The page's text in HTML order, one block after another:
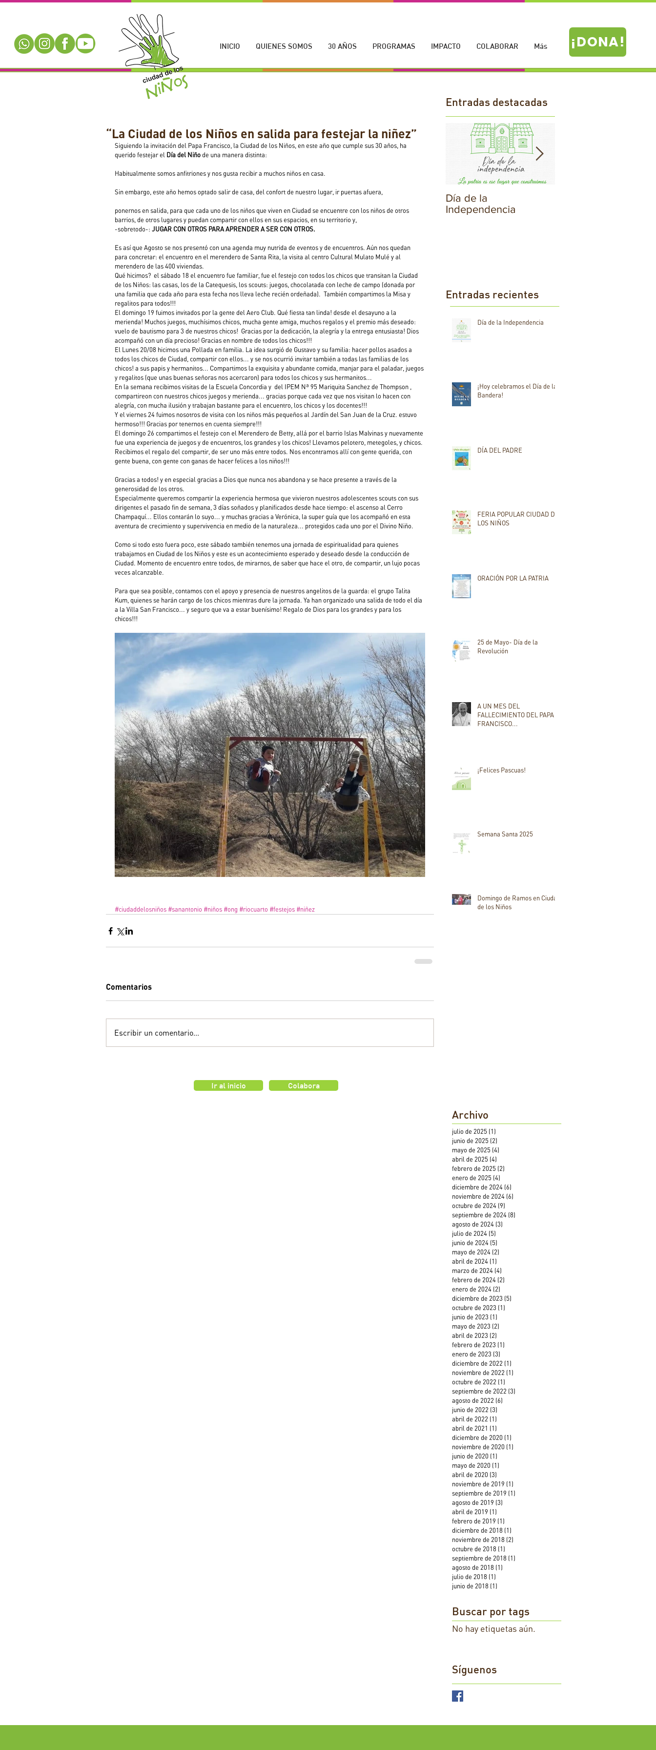
¡DONA!
INICIO QUIENES SOMOS 30 AÑOS PROGRAMAS IMPACTO COLABORAR Más
Entradas destacadas
“La Ciudad de los Niños en salida para festejar la niñez”
Siguiendo la invitación del Papa Francisco, la Ciudad de los Niños, en este año que cumple sus 30 años, ha
querido festejar el Día del Niño de una manera distinta:
Habitualmente somos anfitriones y nos gusta recibir a muchos niños en casa.
Sin embargo, este año hemos optado salir de casa, del confort de nuestro lugar, ir puertas afuera,
ponernos en salida, para que cada uno de los niños que viven en Ciudad se encuentre con los niños de otros
barrios, de otros lugares y puedan compartir con ellos en sus espacios, en su territorio y,
-sobretodo-: JUGAR CON OTROS PARA APRENDER A SER CON OTROS.
Es así que Agosto se nos presentó con una agenda muy nutrida de eventos y de encuentros. Aún nos quedan
para concretar: el encuentro en el merendero de Santa Rita, la visita al centro Cultural Mulato Mulé y al
merendero de las 400 viviendas.
Qué hicimos?  el sábado 18 el encuentro fue familiar, fue el festejo con todos los chicos que transitan la Ciudad
de los Niños: las casas, los de la Catequesis, los scouts: juegos, chocolatada con leche de campo (donada por
una familia que cada año para esta fecha nos lleva leche recién ordeñada).  También compartimos la Misa y
regalitos para todos!!!
El domingo 19 fuimos invitados por la gente del Aero Club. Qué fiesta tan linda! desde el desayuno a la
merienda! Muchos juegos, muchísimos chicos, mucha gente amiga, muchos regalos y el premio más deseado:
vuelo de bautismo para 3 de nuestros chicos!  Gracias por la dedicación, la alegría y la entrega entusiasta! Dios
acompañó con un día precioso! Gracias en nombre de todos los chicos!!!
El Lunes 20/08 hicimos una Pollada en familia. La idea surgió de Gustavo y su familia: hacer pollos asados a
todos los chicos de Ciudad, compartir con ellos... y se nos ocurrió invitar también a todas las familias de los
chicos! a sus papis y hermanitos... Compartimos la exquisita y abundante comida, manjar para el paladar, juegos
y regalitos (que unas buenas señoras nos acercaron) para todos los chicos y sus hermanitos...
En la semana recibimos visitas de la Escuela Concordia y  del IPEM Nª 95 Mariquita Sanchez de Thompson ,
compartireon con nuestros chicos juegos y merienda... gracias porque cada vez que nos visitan lo hacen con
alegría, con mucha ilusión y trabajan bastante para el encuentro, los chicos y los docentes!!!
Y el viernes 24 fuimos nosotros de visita con los niños más pequeños al Jardín del San Juan de la Cruz. estuvo
hermoso!!! Gracias por tenernos en cuenta siempre!!!
El domingo 26 compartimos el festejo con el Merendero de Betty, allá por el barrio Islas Malvinas y nuevamente
fue una experiencia de juegos y de encuentros, los grandes y los chicos! Llevamos pelotero, metegoles, y chicos.
Recibimos el regalo del compartir, de ser uno más entre todos. Nos encontramos allí con gente querida, con
gente buena, con gente con ganas de hacer felices a los niños!!!
Gracias a todos! y en especial gracias a Dios que nunca nos abandona y se hace presente a través de la
generosidad de los otros.
Especialmente queremos compartir la experiencia hermosa que vivieron nuestros adolescentes scouts con sus
dirigentes el pasado fin de semana, 3 días soñados y planificados desde hace tiempo: el ascenso al Cerro
Champaquí... Ellos contarán lo suyo... y muchas gracias a Verónica, la super guía que los acompañó en esta
aventura de crecimiento y supervivencia en medio de la naturaleza... protegidos cada uno por el Divino Niño.
Como si todo esto fuera poco, este sábado también tenemos una jornada de espiritualidad para quienes
trabajamos en Ciudad de los Niños y este es un acontecimiento esperado y deseado desde la conducción de
Ciudad. Momento de encuentro entre todos, de mirarnos, de saber que hace el otro, de compartir, un lujo pocas
veces alcanzable.
Para que sea posible, contamos con el apoyo y presencia de nuestros angelitos de la guarda: el grupo Talita
Kum, quienes se harán cargo de los chicos mientras dure la jornada. Ya han organizado una salida de todo el día
a la Villa San Francisco... y seguro que va a estar buenísimo! Regalo de Dios para los grandes y para los
chicos!!!
#ciudaddelosniños #sanantonio #niños #ong #riocuarto #festejos #niñez
Comentarios
Escribir un comentario...
Día de la
Independencia
Entradas recientes
Día de la Independencia
¡Hoy celebramos el Día de la
Bandera!
DÍA DEL PADRE
FERIA POPULAR CIUDAD DE
LOS NIÑOS
ORACIÓN POR LA PATRIA
25 de Mayo- Día de la
Revolución
A UN MES DEL
FALLECIMIENTO DEL PAPA
FRANCISCO...
¡Felices Pascuas!
Semana Santa 2025
Domingo de Ramos en Ciudad
de los Niños
Ir al inicio Colabora
Archivo
julio de 2025 (1)
junio de 2025 (2)
mayo de 2025 (4)
abril de 2025 (4)
febrero de 2025 (2)
enero de 2025 (4)
diciembre de 2024 (6)
noviembre de 2024 (6)
octubre de 2024 (9)
septiembre de 2024 (8)
agosto de 2024 (3)
julio de 2024 (5)
junio de 2024 (5)
mayo de 2024 (2)
abril de 2024 (1)
marzo de 2024 (4)
febrero de 2024 (2)
enero de 2024 (2)
diciembre de 2023 (5)
octubre de 2023 (1)
junio de 2023 (1)
mayo de 2023 (2)
abril de 2023 (2)
febrero de 2023 (1)
enero de 2023 (3)
diciembre de 2022 (1)
noviembre de 2022 (1)
octubre de 2022 (1)
septiembre de 2022 (3)
agosto de 2022 (6)
junio de 2022 (3)
abril de 2022 (1)
abril de 2021 (1)
diciembre de 2020 (1)
noviembre de 2020 (1)
junio de 2020 (1)
mayo de 2020 (1)
abril de 2020 (3)
noviembre de 2019 (1)
septiembre de 2019 (1)
agosto de 2019 (3)
abril de 2019 (1)
febrero de 2019 (1)
diciembre de 2018 (1)
noviembre de 2018 (2)
octubre de 2018 (1)
septiembre de 2018 (1)
agosto de 2018 (1)
julio de 2018 (1)
junio de 2018 (1)
Buscar por tags
No hay etiquetas aún.
Síguenos